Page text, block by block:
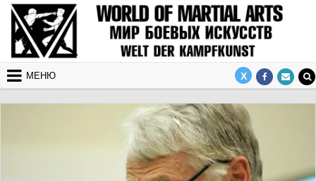
Перейти к содержимому
МЕНЮ